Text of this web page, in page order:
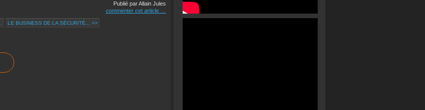
Publié par Allain Jules
commenter cet article
LE BUSINESS DE LA SÉCURITÉ... >>